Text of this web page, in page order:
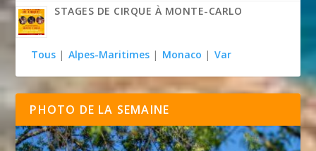
STAGES DE CIRQUE À MONTE-CARLO
Tous | Alpes-Maritimes | Monaco | Var
PHOTO DE LA SEMAINE